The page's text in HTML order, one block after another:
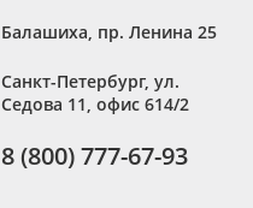
Балашиха пр. Ленина 25
Санкт-Петербург, ул.
Седова 11, офис 614/2
8 (800) 777-67-93